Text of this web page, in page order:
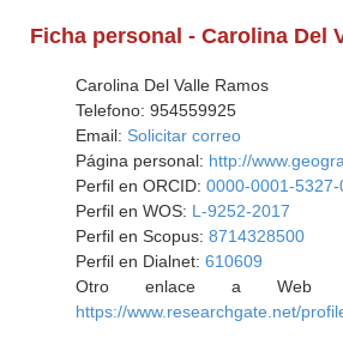
Ficha personal - Carolina Del
Carolina Del Valle Ramos
Telefono: 954559925
Email: Solicitar correo
Página personal: http://
Perfil en ORCID: 0000-0001-5327-
Perfil en WOS: L-9252-2017
Perfil en Scopus: 8714328500
Perfil en Dialnet: 610609
Otro enlace a Web
https://www.researchgate.net/